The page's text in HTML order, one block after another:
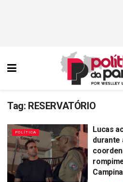
Tag: RESERVATÓRIO
POLÍTICA
Lucas
durante
Campina